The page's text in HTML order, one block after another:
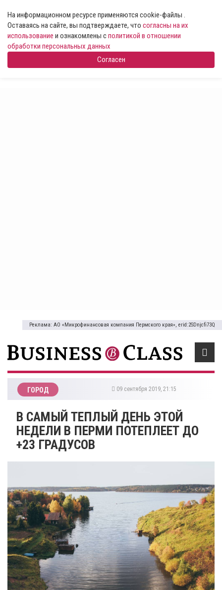
На информационном ресурсе применяются cookie-файлы .
Оставаясь на сайте, вы подтверждаете, что согласны на их
использование и ознакомлены сполитикой в отношении
обработки персональных данных
Согласен
Реклама: АО «Микрофинансовая компания Пермского края», erid:2SDnjcfi73Q
ГОРОД 09 сентября 2019, 21:15
В САМЫЙ ТЕПЛЫЙ ДЕНЬ ЭТОЙ
НЕДЕЛИ В ПЕРМИ ПОТЕПЛЕЕТ ДО
+23 ГРАДУСОВ